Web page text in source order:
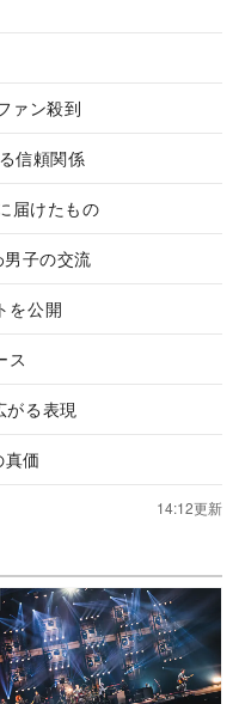
ァン殺到
信頼関係
届けたもの
子の交流
を公開
ス
がる表現
価
14:12更新